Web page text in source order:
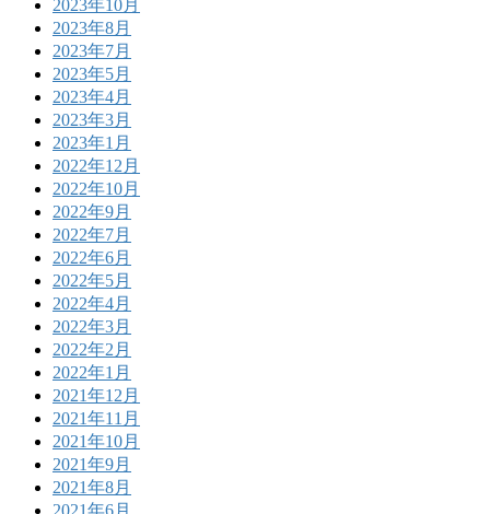
2023年10月
2023年8月
2023年7月
2023年5月
2023年4月
2023年3月
2023年1月
2022年12月
2022年10月
2022年9月
2022年7月
2022年6月
2022年5月
2022年4月
2022年3月
2022年2月
2022年1月
2021年12月
2021年11月
2021年10月
2021年9月
2021年8月
2021年6月